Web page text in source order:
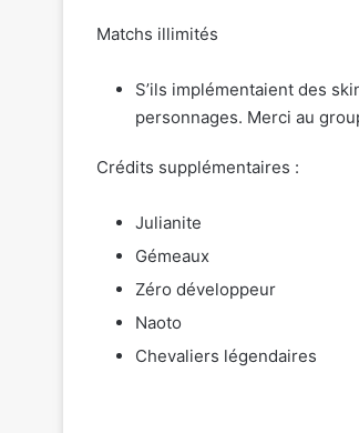
Matchs illimités
S’ils implémentaient des
personnages. Merci au
Crédits supplémentaires :
Julianite
Gémeaux
Zéro développeur
Naoto
Chevaliers légendaires